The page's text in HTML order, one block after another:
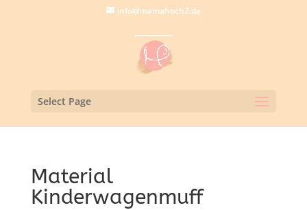
info@mamahoch2.de
Select Page
Material
Kinderwagenmuff